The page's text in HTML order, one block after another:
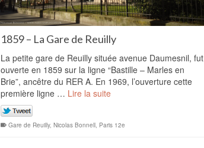
1859 – La Gare de Reuilly
La petite gare de Reuilly située avenue Daumesnil, fut
ouverte en 1859 sur la ligne “Bastille – Marles en
Brie”, ancêtre du RER A. En 1969, l’ouverture cette
première ligne … Lire la suite
Gare de Reuilly, Nicolas Bonnell, Paris 12e